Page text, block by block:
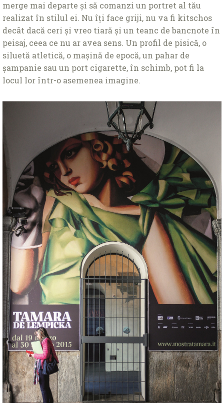
merge mai departe și să comanzi un portret al tău
realizat în stilul ei. Nu îţi face griji, nu va fi kitschos
decât dacă ceri și vreo tiară și un teanc de bancnote în
peisaj, ceea ce nu ar avea sens. Un profil de pisică, o
siluetă atletică, o mașină de epocă, un pahar de
șampanie sau un port cigarette, în schimb, pot fi la
locul lor într-o asemenea imagine.